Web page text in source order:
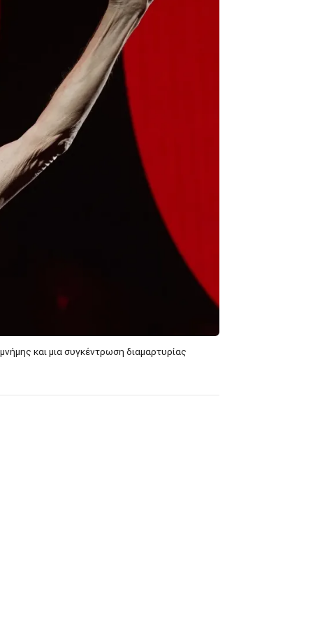
και μια συγκέντρωση διαμαρτυρίας